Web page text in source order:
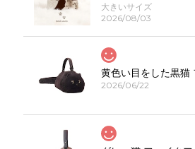
大きいサイズ
2026/08/03
2026/06/22